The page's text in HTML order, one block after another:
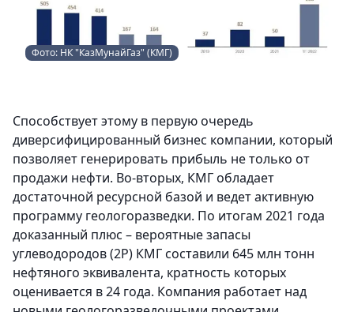
Фото: НК "КазМунайГаз" (КМГ)
Способствует этому в первую очередь
диверсифицированный бизнес компании, который
позволяет генерировать прибыль не только от
продажи нефти. Во-вторых, КМГ обладает
достаточной ресурсной базой и ведет активную
программу геологоразведки. По итогам 2021 года
доказанный плюс – вероятные запасы
углеводородов (2P) КМГ составили 645 млн тонн
нефтяного эквивалента, кратность которых
оценивается в 24 года. Компания работает над